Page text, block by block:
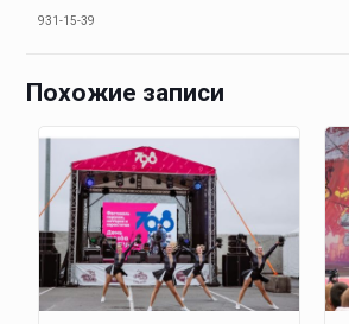
931-15-39
Похожие записи